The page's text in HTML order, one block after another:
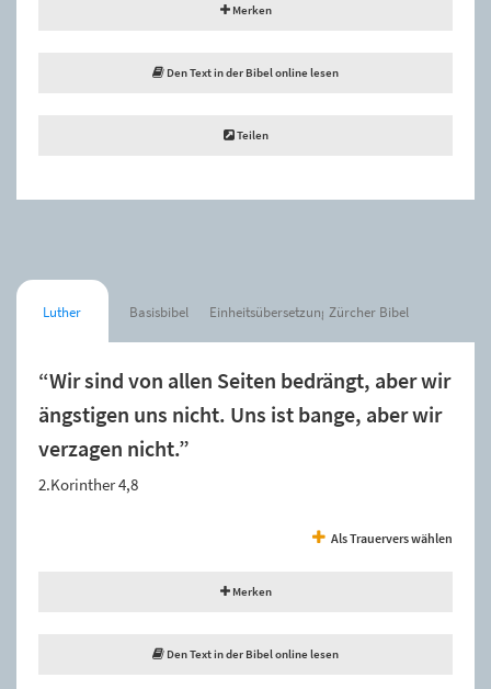
Merken
Den Text in der Bibel online lesen
Teilen
Luther Basisbibel Einheitsübersetzung Zürcher Bibel
“Wir sind von allen Seiten bedrängt, aber wir
ängstigen uns nicht. Uns ist bange, aber wir
verzagen nicht.”
2.Korinther 4,8
Als Trauervers wählen
Merken
Den Text in der Bibel online lesen